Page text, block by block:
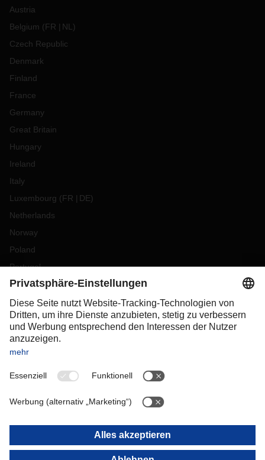
Austria
Belgium (FR NL )
Czech Republic
Denmark
Finland
France
Germany
Great Britain
Hungary
Ireland
Italy
Luxembourg (FR DE)
Netherlands
Norway
Poland
Portugal
Romania
Slovakia
Spain
Sweden
Switzerland
OCEANIA